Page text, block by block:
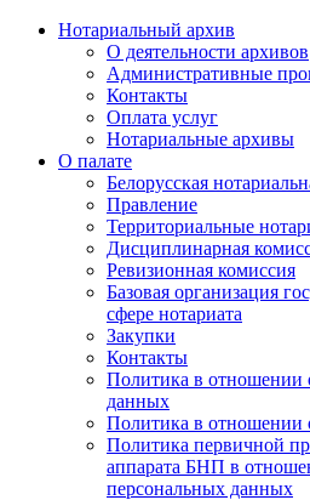
Нотариальный архив
О деятельности архивов
Административные
Контакты
Оплата услуг
Нотариальные архивы
О палате
Белорусская
Правление
Территориальные
Дисциплинарная
Ревизионная комиссия
Базовая организация
сфере нотариата
Закупки
Контакты
Политика в отношении
данных
Политика в отношении
Политика первичной
аппарата БНП в
персональных данных